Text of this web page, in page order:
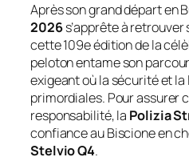
Après son grand départ en
2026s’apprête à retrouver
cette 109e édition de la
peloton entame son
exigeant où la sécurité et
primordiales. Pour assurer
responsabilité, la Polizia
confiance au Biscione en
Stelvio Q4.